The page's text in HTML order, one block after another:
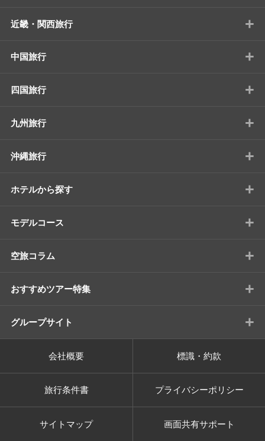
近畿・関西旅行 +
中国旅行 +
四国旅行 +
九州旅行 +
沖縄旅行 +
ホテルから探す +
モデルコース +
空旅コラム +
おすすめツアー特集 +
グループサイト +
会社概要 標識・約款
旅行条件書 プライバシーポリシー
サイトマップ 画面共有サポート